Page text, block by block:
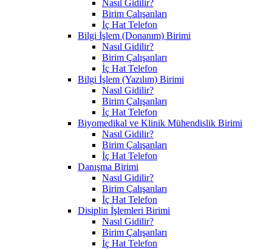
Nasıl Gidilir?
Birim Çalışanları
İç Hat Telefon
Bilgi İşlem (Donanım) Birimi
Nasıl Gidilir?
Birim Çalışanları
İç Hat Telefon
Bilgi İşlem (Yazılım) Birimi
Nasıl Gidilir?
Birim Çalışanları
İç Hat Telefon
Biyomedikal ve Klinik Mühendislik Birimi
Nasıl Gidilir?
Birim Çalışanları
İç Hat Telefon
Danışma Birimi
Nasıl Gidilir?
Birim Çalışanları
İç Hat Telefon
Disiplin İşlemleri Birimi
Nasıl Gidilir?
Birim Çalışanları
İç Hat Telefon